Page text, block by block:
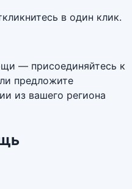
в один клик.
— присоединяйтесь к
предложите
из вашего региона